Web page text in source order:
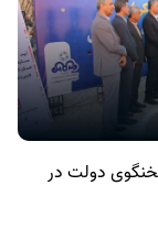
دولت در